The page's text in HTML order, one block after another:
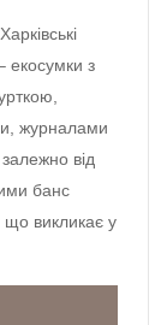
екосумки з
журналами
від
банс
що викликає у